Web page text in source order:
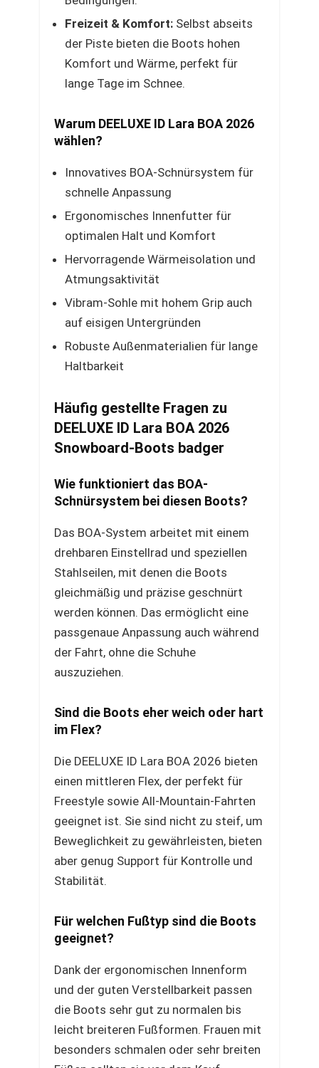
Freizeit & Komfort: Selbst abseits
der Piste bieten die Boots hohen
Komfort und Wärme, perfekt für
lange Tage im Schnee.
Warum DEELUXE ID Lara BOA 2026
wählen?
Innovatives BOA-Schnürsystem für
schnelle Anpassung
Ergonomisches Innenfutter für
optimalen Halt und Komfort
Hervorragende Wärmeisolation und
Atmungsaktivität
Vibram-Sohle mit hohem Grip auch
auf eisigen Untergründen
Robuste Außenmaterialien für lange
Haltbarkeit
Häufig gestellte Fragen zu
DEELUXE ID Lara BOA 2026
Snowboard-Boots badger
Wie funktioniert das BOA-
Schnürsystem bei diesen Boots?
Das BOA-System arbeitet mit einem
drehbaren Einstellrad und speziellen
Stahlseilen, mit denen die Boots
gleichmäßig und präzise geschnürt
werden können. Das ermöglicht eine
passgenaue Anpassung auch während
der Fahrt, ohne die Schuhe
auszuziehen.
Sind die Boots eher weich oder hart
im Flex?
Die DEELUXE ID Lara BOA 2026 bieten
einen mittleren Flex, der perfekt für
Freestyle sowie All-Mountain-Fahrten
geeignet ist. Sie sind nicht zu steif, um
Beweglichkeit zu gewährleisten, bieten
aber genug Support für Kontrolle und
Stabilität.
Für welchen Fußtyp sind die Boots
geeignet?
Dank der ergonomischen Innenform
und der guten Verstellbarkeit passen
die Boots sehr gut zu normalen bis
leicht breiteren Fußformen. Frauen mit
besonders schmalen oder sehr breiten